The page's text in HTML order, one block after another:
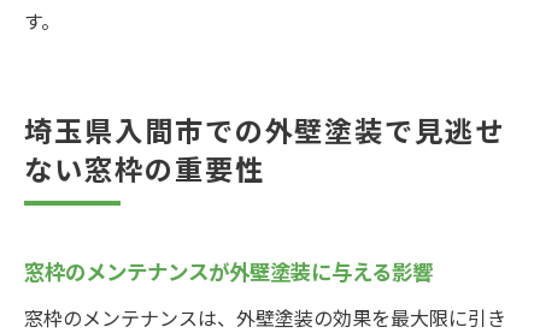
す。
埼玉県入間市での外壁塗装で見逃せ
ない窓枠の重要性
窓枠のメンテナンスが外壁塗装に与える影響
窓枠のメンテナンスは、外壁塗装の効果を最大限に引き